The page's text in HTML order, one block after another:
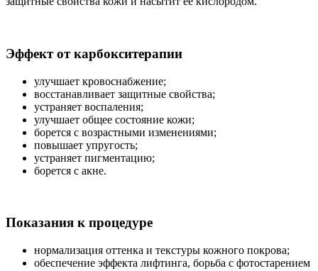
Эффект от карбокситерапии
улучшает кровоснабжение;
восстанавливает защитные свойства;
устраняет воспаления;
улучшает общее состояние кожи;
борется с возрастными изменениями;
повышает упругость;
устраняет пигментацию;
борется с акне.
Показания к процедуре
нормализация оттенка и текстуры кожного покрова;
обеспечение эффекта лифтинга, борьба с фотостарением